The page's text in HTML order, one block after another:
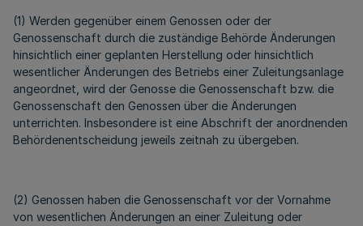
(1) Werden gegenüber einem Genossen oder der
Genossenschaft durch die zuständige Behörde Änderungen
hinsichtlich einer geplanten Herstellung oder hinsichtlich
wesentlicher Änderungen des Betriebs einer Zuleitungsanlage
angeordnet, wird der Genosse die Genossenschaft bzw. die
Genossenschaft den Genossen über die Änderungen
unterrichten. Insbesondere ist eine Abschrift der anordnenden
Behördenentscheidung jeweils zeitnah zu übergeben.
(2) Genossen haben die Genossenschaft vor der Vornahme
von wesentlichen Änderungen an einer Zuleitung oder